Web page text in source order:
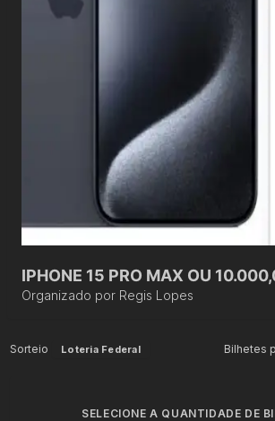
IPHONE 15 PRO MAX OU
Organizado por Regis Lopes
Sorteio Loteria Federal Bilhetes
SELECIONE A QUANTIDADE DE